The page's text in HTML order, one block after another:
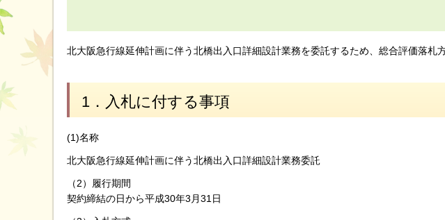
北大阪急行線延伸計画に伴う北橋出入口詳細設計業務を委託するため、総合評価落札
1．入札に付する事項
(1)名称
北大阪急行線延伸計画に伴う北橋出入口詳細設計業務委託
（2）履行期間
契約締結の日から平成30年3月31日